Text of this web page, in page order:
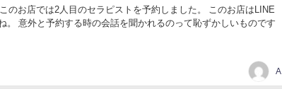
のお店では2人目のセラピストを予約しました。 このお店はLINE
。 意外と予約する時の会話を聞かれるのって恥ずかしいものです
A